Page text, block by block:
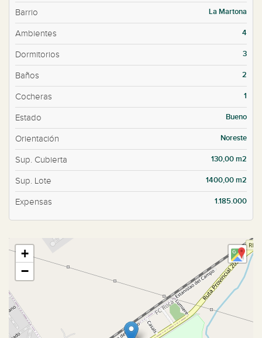
Barrio La Martona
Ambientes 4
Dormitorios 3
Baños 2
Cocheras 1
Estado Bueno
Orientación Noreste
Sup. Cubierta 130,00 m2
Sup. Lote 1400,00 m2
Expensas 1.185.000
+
−